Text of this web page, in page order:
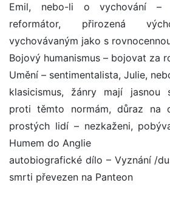
Emil, nebo-li o vychování –
reformátor, přirozená
vychovávaným jako s
Bojový humanismus – bojovat za
Umění – sentimentalista, Julie,
klasicismus, žánry mají jasnou
proti těmto normám, důraz na
prostých lidí – nezkaženi,
Humem do Anglie
autobiografické dílo – Vyznání /
smrti převezen na Panteon